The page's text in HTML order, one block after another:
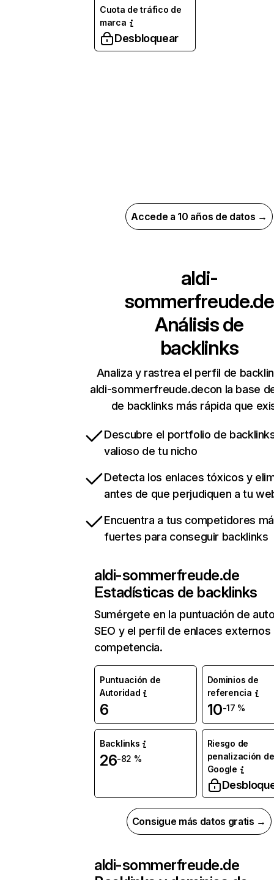
Cuota de tráfico de
marca
Desbloquear
Accede a 10 años de datos →
aldi-
sommerfreude.de
Análisis de
backlinks
Analiza y rastrea el perfil de
aldi-sommerfreude.decon la base
de backlinks más rápida que
Descubre el portfolio de
valioso de tu nicho
Detecta los enlaces tóxicos y
antes de que perjudiquen a tu
Encuentra a tus competidores
fuertes para conseguir backlinks
aldi-sommerfreude.de
Estadísticas de backlinks
Sumérgete en la puntuación de
SEO y el perfil de enlaces externos
competencia.
Puntuación de
Autoridad
6
Dominios de
referencia
10-17 %
Backlinks
26-82 %
Riesgo de
penalización de
Google
Consigue más datos gratis →
aldi-sommerfreude.de